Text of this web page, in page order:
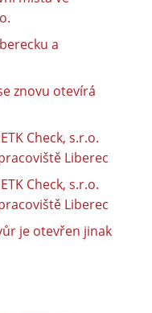
a
znovu otevírá
Check, s.r.o.
Liberec
Check, s.r.o.
Liberec
je otevřen jinak